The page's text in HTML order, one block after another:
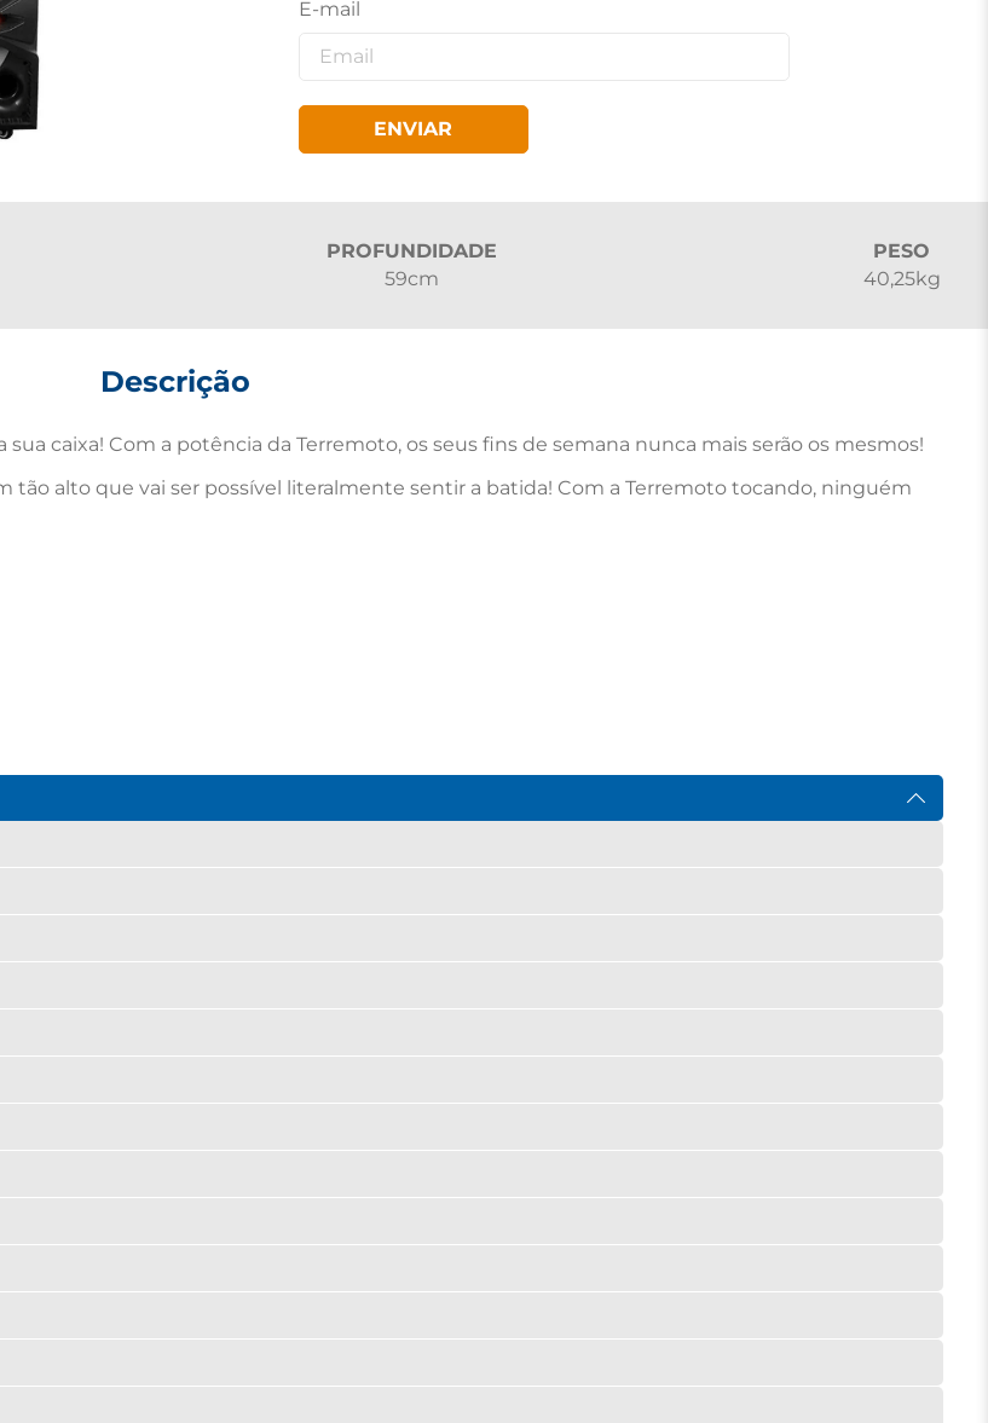
ENVIAR
PROFUNDIDADE
59cm
PESO
40,25kg
Descrição
caixa! Com a potência da Terremoto, os seus fins de semana nunca mais serão os mesmos!
tão alto que vai ser possível literalmente sentir a batida! Com a Terremoto tocando, ninguém